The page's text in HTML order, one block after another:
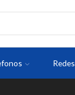
Redes